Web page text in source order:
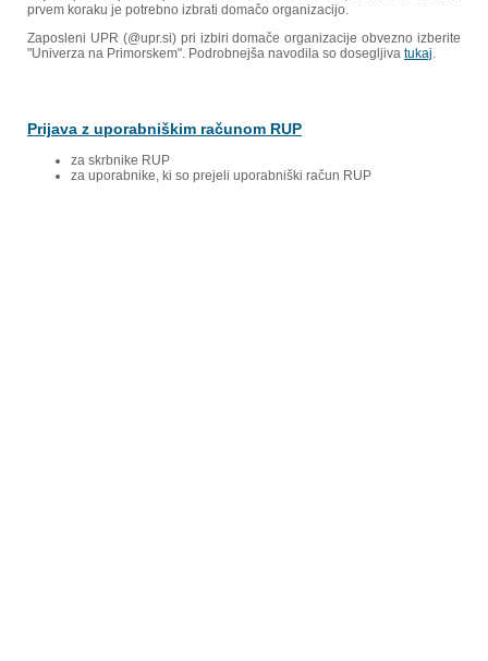
prvem koraku je potrebno izbrati domačo organizacijo.
Zaposleni UPR (@upr.si) pri izbiri domače organizacije obvezno izberite
"Univerza na Primorskem". Podrobnejša navodila so dosegljiva tukaj
Prijava z uporabniškim računom RUP
za skrbnike RUP
za uporabnike, ki so prejeli uporabniški račun RUP